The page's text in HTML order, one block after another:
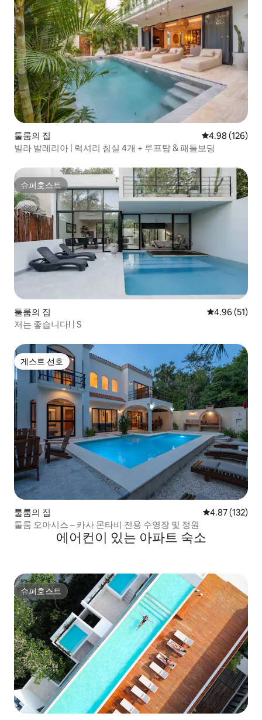
툴룸의 집 평점 4.98점(5
4.98 (126)
빌라 발레리아 | 럭셔리 침실 4개 + 루프탑 & 패들보딩
슈퍼호스트
슈퍼호스트
툴룸의 집 평점 4.96점
4.96 (51)
저는 좋습니다! | S
게스트 선호
게스트 선호
툴룸의 집 평점 4.87점(5
4.87 (132)
툴룸 오아시스 – 카사 몬타비 전용 수영장 및 정원
에어컨이 있는 아파트 숙소
슈퍼호스트
슈퍼호스트